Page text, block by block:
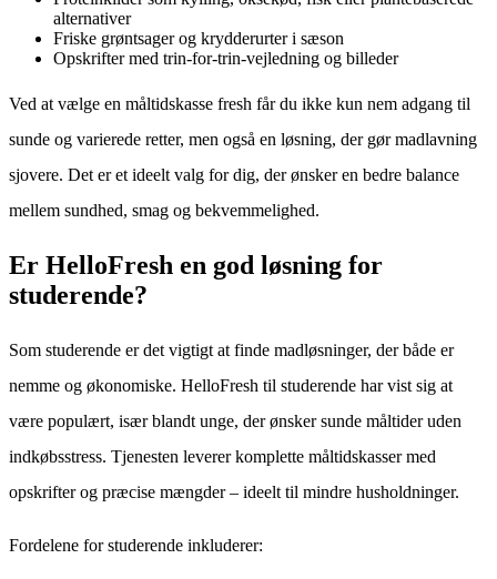
alternativer
Friske grøntsager og krydderurter i sæson
Opskrifter med trin-for-trin-vejledning og billeder
Ved at vælge en måltidskasse fresh får du ikke kun nem adgang til
sunde og varierede retter, men også en løsning, der gør madlavning
sjovere. Det er et ideelt valg for dig, der ønsker en bedre balance
mellem sundhed, smag og bekvemmelighed.
Er HelloFresh en god løsning for
studerende?
Som studerende er det vigtigt at finde madløsninger, der både er
nemme og økonomiske. HelloFresh til studerende har vist sig at
være populært, især blandt unge, der ønsker sunde måltider uden
indkøbsstress. Tjenesten leverer komplette måltidskasser med
opskrifter og præcise mængder – ideelt til mindre husholdninger.
Fordelene for studerende inkluderer: